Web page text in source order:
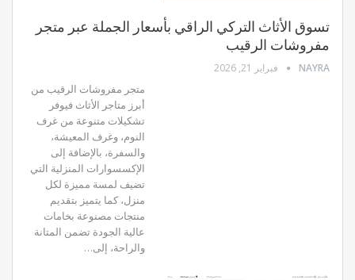
تسوق الأثاث التركي الراقي بأسعار الجملة عبر متجر
مفروشات الرقيب
NAYRA فبراير 21, 2026
متجر مفروشات الرقيب من
أبرز متاجر الأثاث فيوفر
تشكيلات متنوعة من غرف
النوم، وغرف المعيشة،
والسفرة، بالإضافة إلى
الإكسسوارات المنزلية التي
تضيف لمسة مميزة لكل
منزل، كما يتميز بتقديم
منتجات مصنوعة بخامات
عالية الجودة تضمن المتانة
والراحة، إلى…